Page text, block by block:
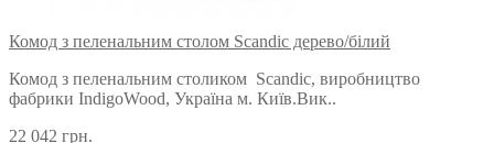
Комод з пеленальним столом Scandic дерево/білий
Комод з пеленальним столиком Scandic, виробництво
фабрики IndigoWood, Україна м. Київ.Вик..
22 042 грн.